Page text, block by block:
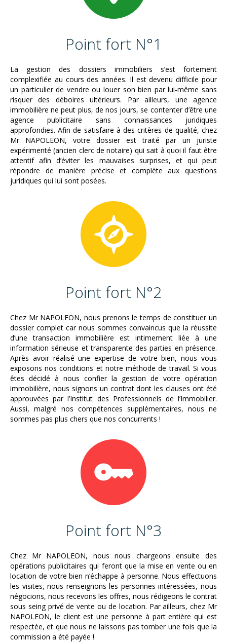
Point fort N°1
La gestion des dossiers immobiliers s’est fortement
complexifiée au cours des années. Il est devenu difficile pour
un particulier de vendre ou louer son bien par lui-même sans
risquer des déboires ultérieurs. Par ailleurs, une agence
immobilière ne peut plus, de nos jours, se contenter d’être une
agence publicitaire sans connaissances juridiques
approfondies. Afin de satisfaire à des critères de qualité, chez
Mr NAPOLEON, votre dossier est traité par un juriste
expérimenté (ancien clerc de notaire) qui sait à quoi il faut être
attentif afin d’éviter les mauvaises surprises, et qui peut
répondre de manière précise et complète aux questions
juridiques qui lui sont posées.
Point fort N°2
Chez Mr NAPOLEON, nous prenons le temps de constituer un
dossier complet car nous sommes convaincus que la réussite
d’une transaction immobilière est intimement liée à une
information sérieuse et transparente des parties en présence.
Après avoir réalisé une expertise de votre bien, nous vous
exposons nos conditions et notre méthode de travail. Si vous
êtes décidé à nous confier la gestion de votre opération
immobilière, nous signons un contrat dont les clauses ont été
approuvées par l’Institut des Professionnels de l’Immobilier.
Aussi, malgré nos compétences supplémentaires, nous ne
sommes pas plus chers que nos concurrents !
Point fort N°3
Chez Mr NAPOLEON, nous nous chargeons ensuite des
opérations publicitaires qui feront que la mise en vente ou en
location de votre bien n’échappe à personne. Nous effectuons
les visites, nous renseignons les personnes intéressées, nous
négocions, nous recevons les offres, nous rédigeons le contrat
sous seing privé de vente ou de location. Par ailleurs, chez Mr
NAPOLEON, le client est une personne à part entière qui est
respectée, et que nous ne laissons pas tomber une fois que la
commission a été payée !